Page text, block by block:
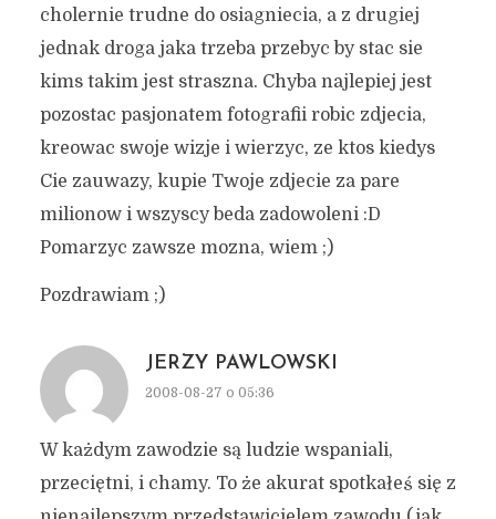
cholernie trudne do osiagniecia, a z drugiej
jednak droga jaka trzeba przebyc by stac sie
kims takim jest straszna. Chyba najlepiej jest
pozostac pasjonatem fotografii robic zdjecia,
kreowac swoje wizje i wierzyc, ze ktos kiedys
Cie zauwazy, kupie Twoje zdjecie za pare
milionow i wszyscy beda zadowoleni :D
Pomarzyc zawsze mozna, wiem ;)
Pozdrawiam ;)
JERZY PAWLOWSKI
2008-08-27 o 05:36
W każdym zawodzie są ludzie wspaniali,
przeciętni, i chamy. To że akurat spotkałeś się z